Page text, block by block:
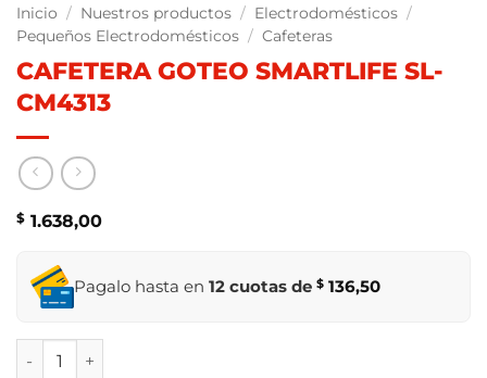
Inicio / Nuestros productos / Electrodomésticos /
Pequeños Electrodomésticos / Cafeteras
CAFETERA GOTEO SMARTLIFE SL-
CM4313
$ 1.638,00
Pagalo hasta en 12 cuotas de $ 136,50
CAFETERA GOTEO SMARTLIFE SL-CM4313 cantidad